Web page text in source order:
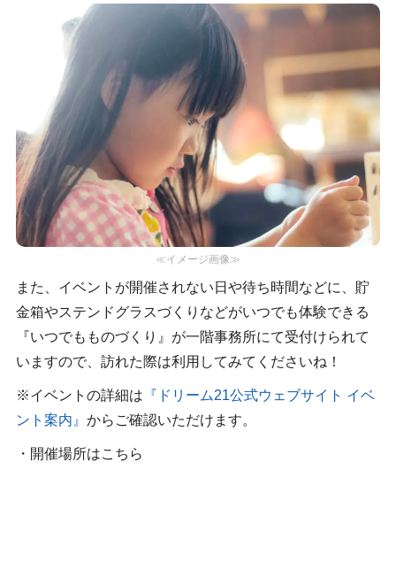
≪イメージ画像≫
また、イベントが開催されない日や待ち時間などに、貯
金箱やステンドグラスづくりなどがいつでも体験できる
『いつでもものづくり』が一階事務所にて受付けられて
いますので、訪れた際は利用してみてくださいね！
※イベントの詳細は 『ドリーム21公式ウェブサイト イベ
ント案内』 からご確認いただけます。
・開催場所はこちら